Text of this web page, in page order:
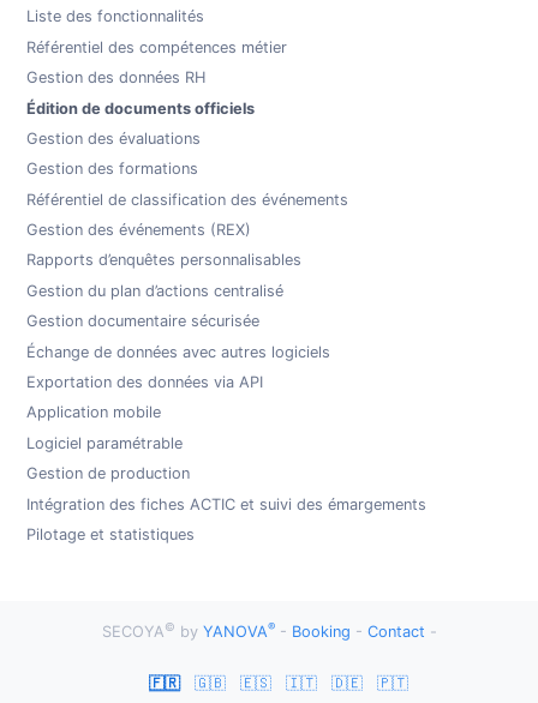
Liste des fonctionnalités
Référentiel des compétences métier
Gestion des données RH
Édition de documents officiels
Gestion des évaluations
Gestion des formations
Référentiel de classification des événements
Gestion des événements (REX)
Rapports d’enquêtes personnalisables
Gestion du plan d’actions centralisé
Gestion documentaire sécurisée
Échange de données avec autres logiciels
Exportation des données via API
Application mobile
Logiciel paramétrable
Gestion de production
Intégration des fiches ACTIC et suivi des émargements
Pilotage et statistiques
SECOYA© by YANOVA® - Booking - Contact -
🇫🇷 🇬🇧 🇪🇸 🇮🇹 🇩🇪 🇵🇹